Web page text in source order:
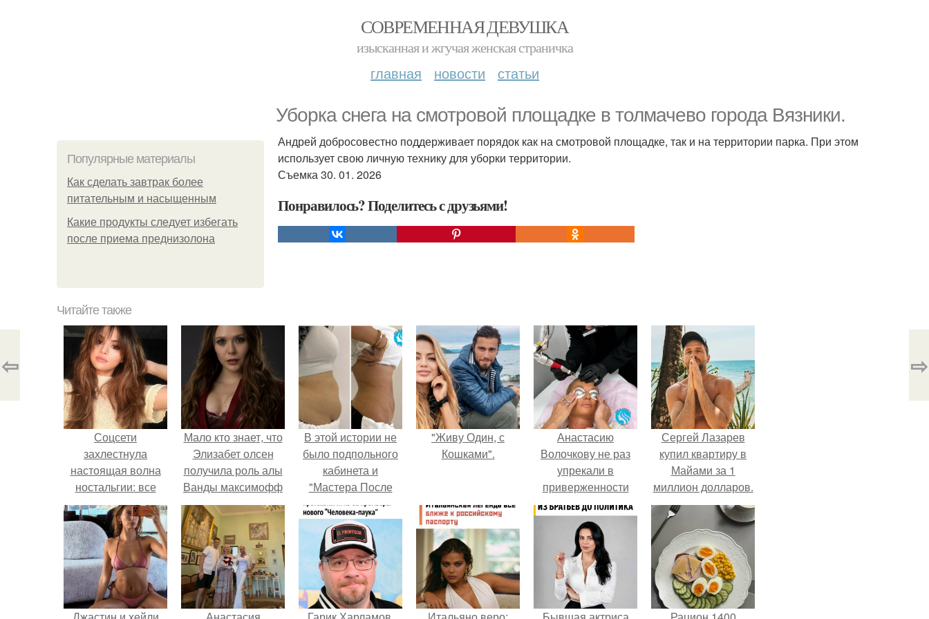
СОВРЕМЕННАЯ ДЕВУШКА
изысканная и жгучая женская страничка
главная новости статьи
Уборка снега на смотровой площадке в толмачево города Вязники.
Популярные материалы
Как сделать завтрак более
питательным и насыщенным
Какие продукты следует избегать
после приема преднизолона
Андрей добросовестно поддерживает порядок как на смотровой площадке, так и на территории парка. При этом
использует свою личную технику для уборки территории.
Съемка 30. 01. 2026
Понравилось? Поделитесь с друзьями!
⇦ ⇨
Читайте также
Соцсети
захлестнула
настоящая волна
ностальгии: все
массово вскрывают
архивы из 2016
года и делятся
самыми яркими
моментами того
времени.
Мало кто знает, что
Элизабет олсен
получила роль алы
Ванды максимофф
не сразу.
В этой истории не
было подпольного
кабинета и
"Мастера После
Двухнедельных
Курсов".
"Живу Один, с
Кошками".
Анастасию
Волочкову не раз
упрекали в
приверженности
устаревшим бьюти -
процедурам.
Сергей Лазарев
купил квартиру в
Майами за 1
миллион долларов.